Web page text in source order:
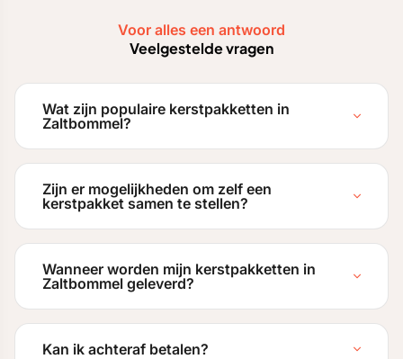
Voor alles een antwoord
Veelgestelde vragen
Wat zijn populaire kerstpakketten in
Zaltbommel?
Zijn er mogelijkheden om zelf een
kerstpakket samen te stellen?
Wanneer worden mijn kerstpakketten in
Zaltbommel geleverd?
Kan ik achteraf betalen?